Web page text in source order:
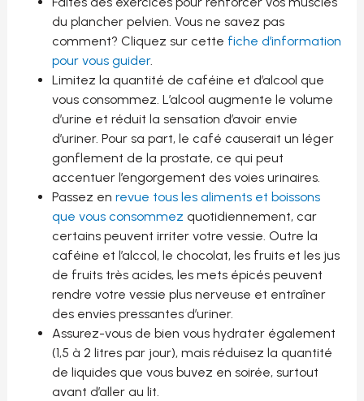
du plancher pelvien. Vous ne savez pas
comment? Cliquez sur cette fiche d’information
pour vous guider.
Limitez la quantité de caféine et d’alcool que
vous consommez. L’alcool augmente le volume
d’urine et réduit la sensation d’avoir envie
d’uriner. Pour sa part, le café causerait un léger
gonflement de la prostate, ce qui peut
accentuer l’engorgement des voies urinaires.
Passez en revue tous les aliments et boissons
que vous consommez quotidiennement, car
certains peuvent irriter votre vessie. Outre la
caféine et l’alccol, le chocolat, les fruits et les jus
de fruits très acides, les mets épicés peuvent
rendre votre vessie plus nerveuse et entraîner
des envies pressantes d’uriner.
Assurez-vous de bien vous hydrater également
(1,5 à 2 litres par jour), mais réduisez la quantité
de liquides que vous buvez en soirée, surtout
avant d’aller au lit.